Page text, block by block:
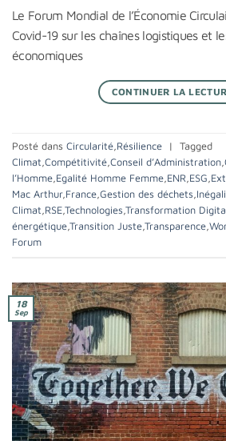
Le Forum Mondial de l’Économie
Covid-19 sur les chaînes logistiques et
économiques
CONTINUER LA
Posté dans Circularité,Résilience |
Tagged
Climat,Compétitivité,Conseil d’Administration,
l’Homme,Egalité Homme Femme,ENR,ESG,
Mac Arthur,France,Gestion des déchets,
Climat,RSE,Technologies,Transformation
énergétique,Transition Juste,Transparence,
Forum
18
Sep